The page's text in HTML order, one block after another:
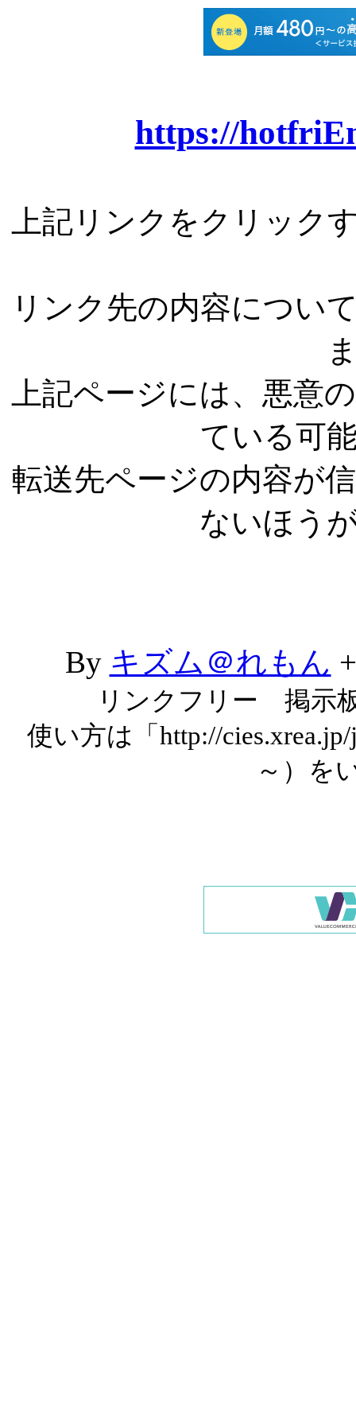
https://
上記リンクをクリック
リンク先の内容につい
上記ページには、悪意
ている可
転送先ページの内容が
ないほう
By キズム＠れもん
リンクフリー 掲示
使い方は「http://
～）を